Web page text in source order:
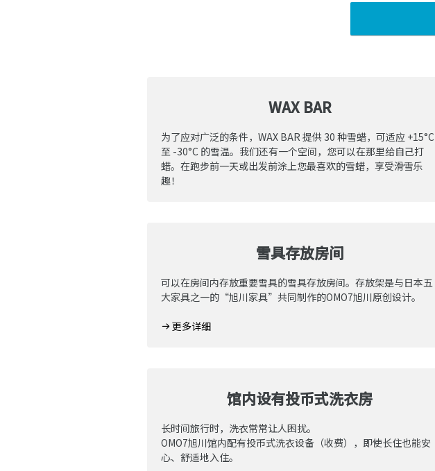
WAX BAR
为了应对广泛的条件，WAX BAR 提供 30 种雪蜡，可适应 +15°C
至 -30°C 的雪温。我们还有一个空间，您可以在那里给自己打
蜡。在跑步前一天或出发前涂上您最喜欢的雪蜡，享受滑雪乐
趣！
雪具存放房间
可以在房间内存放重要雪具的雪具存放房间。存放架是与日本五
大家具之一的“旭川家具”共同制作的OMO7旭川原创设计。
更多详细
馆内设有投币式洗衣房
长时间旅行时，洗衣常常让人困扰。
OMO7旭川馆内配有投币式洗衣设备（收费），即使长住也能安
心、舒适地入住。